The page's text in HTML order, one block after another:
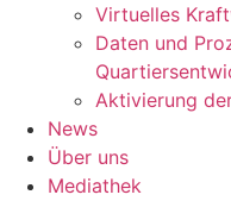
Virtuelles
Daten und
Aktivierung
News
Über uns
Mediathek